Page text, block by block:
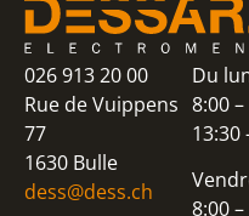
026 913 20 00
Rue de Vuippens
77
1630 Bulle
dess@dess.ch
Du
8:00
13:30
8:00